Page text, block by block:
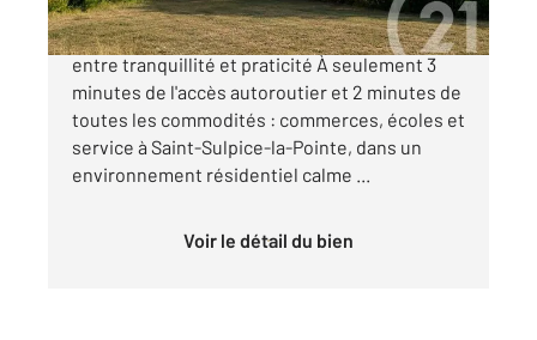
À 20 min de TOULOUSE ! Un cadre de vie rare,
entre tranquillité et praticité À seulement 3
minutes de l'accès autoroutier et 2 minutes de
toutes les commodités : commerces, écoles et
service à Saint-Sulpice-la-Pointe, dans un
environnement résidentiel calme ...
Voir le détail du bien